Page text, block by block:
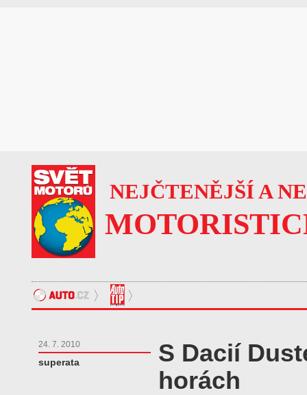
NEJČTENĚJŠÍ A
24. 7. 2010
superata
S Dacií
horách